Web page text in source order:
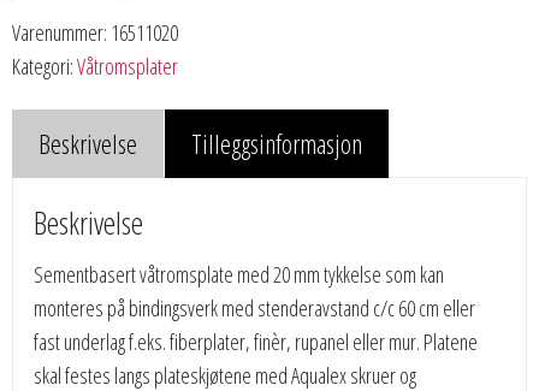
Varenummer: 16511020
Kategori:Våtromsplater
Beskrivelse Tilleggsinformasjon
Beskrivelse
Sementbasert våtromsplate med 20 mm tykkelse som kan
monteres på bindingsverk med stenderavstand c/c 60 cm eller
fast underlag f.eks. fiberplater, finèr, rupanel eller mur. Platene
skal festes langs plateskjøtene med Aqualex skruer og